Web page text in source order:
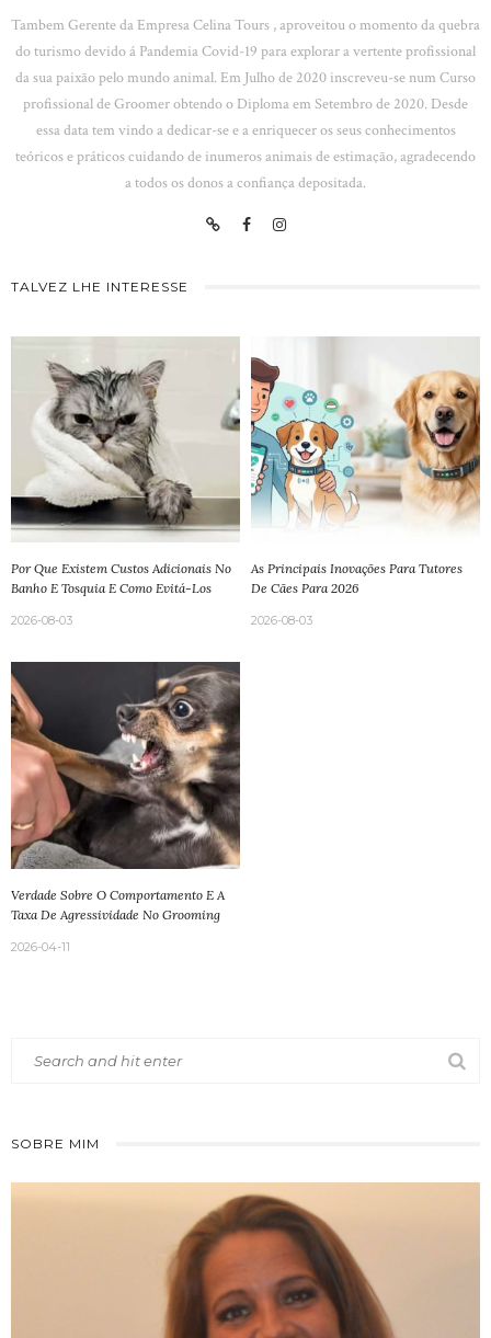
Tambem Gerente da Empresa Celina Tours , aproveitou o momento da quebra
do turismo devido á Pandemia Covid-19 para explorar a vertente profissional
da sua paixão pelo mundo animal. Em Julho de 2020 inscreveu-se num Curso
profissional de Groomer obtendo o Diploma em Setembro de 2020. Desde
essa data tem vindo a dedicar-se e a enriquecer os seus conhecimentos
teóricos e práticos cuidando de inumeros animais de estimação, agradecendo
a todos os donos a confiança depositada.
TALVEZ LHE INTERESSE
Por Que Existem Custos Adicionais No
Banho E Tosquia E Como Evitá-Los
2026-08-03
As Principais Inovações Para Tutores
De Cães Para 2026
2026-08-03
Verdade Sobre O Comportamento E A
Taxa De Agressividade No Grooming
2026-04-11
SOBRE MIM